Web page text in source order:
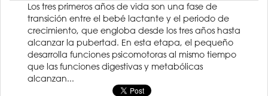
Los tres primeros años de vida son una fase de
transición entre el bebé lactante y el periodo de
crecimiento, que engloba desde los tres años hasta
alcanzar la pubertad. En esta etapa, el pequeño
desarrolla funciones psicomotoras al mismo tiempo
que las funciones digestivas y metabólicas
alcanzan...